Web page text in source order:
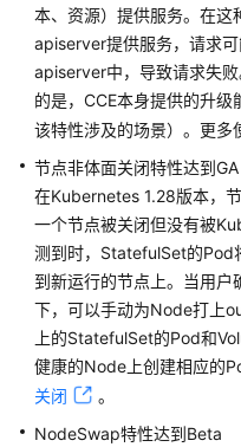
本
说
明
Kubernetes
版
本
说
明
Kubernetes
1.31
版
明
本、资源）提供服务。在这
apiserver提供服务，请求
apiserver中，导致请求失
的是，CCE本身提供的升
该特性涉及的场景）。更多
节点非体面关闭特性达到GA
在Kubernetes 1.28版本，
一个节点被关闭但没有被
测到时，StatefulSet的Pod
到新运行的节点上。当用户
下，可以手动为Node打上
上的StatefulSet的Pod和
健康的Node上创建相应的
关闭
。
NodeSwap特性达到Beta